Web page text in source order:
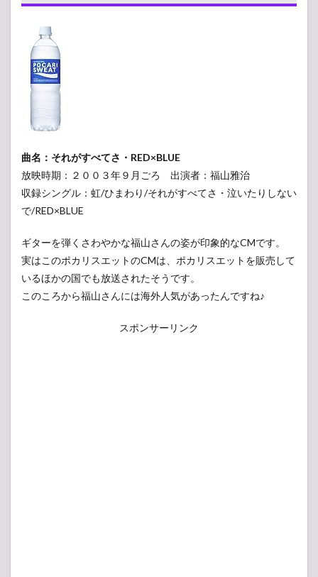
曲名：それがすべてさ・RED×BLUE
放映時期：２００３年９月ごろ 出演者：福山雅治
収録シングル：虹/ひまわり/それがすべてさ・泣いたりしない
で/RED×BLUE
ギターを弾くさわやかな福山さんの姿が印象的なCMです。
実はこのポカリスエットのCMは、ポカリスエットを販売して
いるほかの国でも放送されたそうです。
このころから福山さんには海外人気があったんですね♪
スポンサーリンク